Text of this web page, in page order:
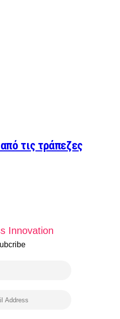
τις τράπεζες
Innovation